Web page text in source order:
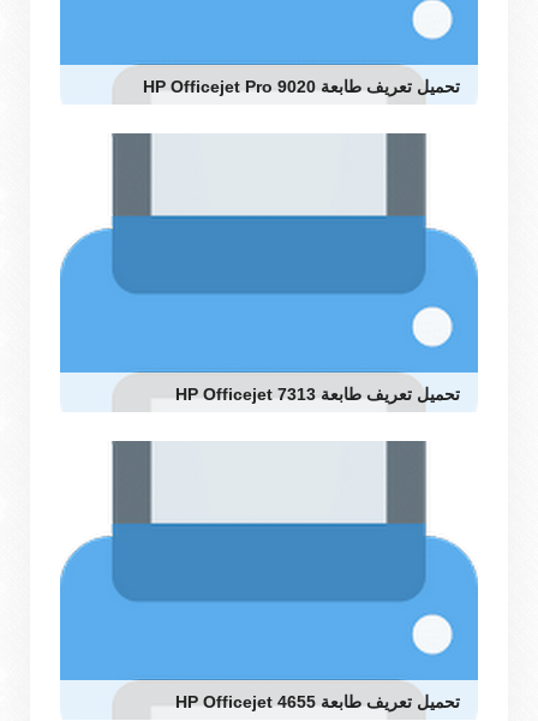
تحميل تعريف طابعة HP Officejet Pro 9020
تحميل تعريف طابعة HP Officejet 7313
تحميل تعريف طابعة HP Officejet 4655